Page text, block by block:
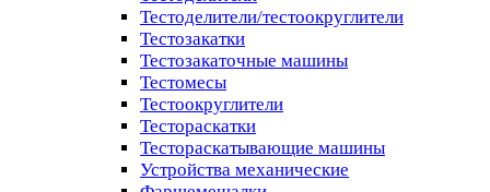
Тестоделители/тестоокруглители
Тестозакатки
Тестозакаточные машины
Тестомесы
Тестоокруглители
Тестораскатки
Тестораскатывающие машины
Устройства механические